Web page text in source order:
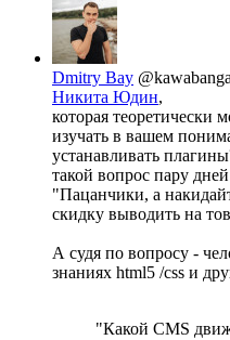
Dmitry Bay @kawabanga
Никита Юдин,
которая теоретически
изучать в вашем
устанавливать
такой вопрос пару
"Пацанчики, а
скидку выводить на
А судя по вопросу -
знаниях html5 /css и
"Какой CMS